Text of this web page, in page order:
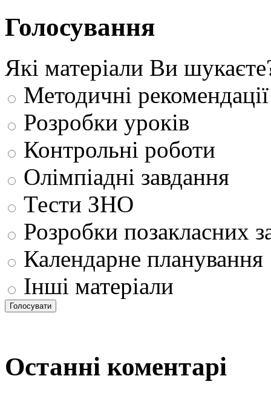
Голосування
Які матеріали Ви
Методичні рекомендації
Розробки уроків
Контрольні роботи
Олімпіадні завдання
Тести ЗНО
Розробки позакласних
Календарне планування
Інші матеріали
Останні коментарі